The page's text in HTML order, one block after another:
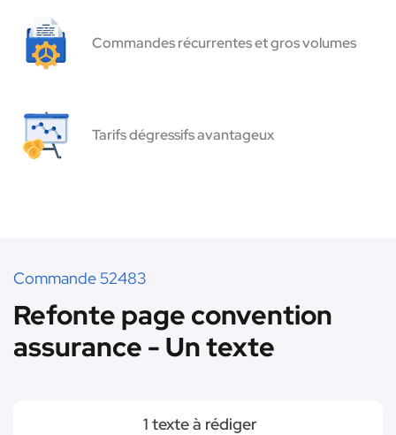
Commandes récurrentes et gros volumes
Tarifs dégressifs avantageux
Commande 52483
Refonte page convention
assurance - Un texte
1 texte à rédiger